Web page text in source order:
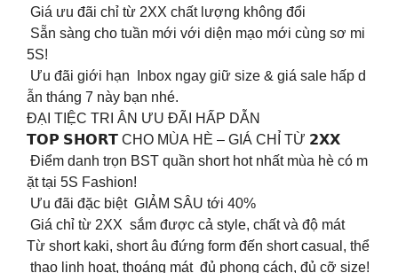
Giá ưu đãi chỉ từ 2XX chất lượng không đổi
Sẵn sàng cho tuần mới với diện mạo mới cùng sơ mi
5S!
Ưu đãi giới hạn Inbox ngay giữ size & giá sale hấp d
ẫn tháng 7 này bạn nhé.
ĐẠI TIỆC TRI ÂN ƯU ĐÃI HẤP DẪN
𝗧𝗢𝗣 𝗦𝗛𝗢𝗥𝗧 CHO MÙA HÈ – GIÁ CHỈ TỪ 𝟮𝗫𝗫
Điểm danh trọn BST quần short hot nhất mùa hè có m
ặt tại 5S Fashion!
Ưu đãi đặc biệt GIẢM SÂU tới 40%
Giá chỉ từ 2XX sắm được cả style, chất và độ mát
Từ short kaki, short âu đứng form đến short casual, thể
thao linh hoạt, thoáng mát đủ phong cách, đủ cỡ size!